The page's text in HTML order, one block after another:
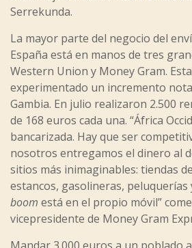
Serrekunda.
La mayor parte del negocio del
España está en manos de tres
Western Union y Money Gram.
experimentado un incremento
Gambia. En julio realizaron 2.500
de 168 euros cada una. “África
bancarizada. Hay que ser
nosotros entregamos el dinero al
sitios más inimaginables: tiendas
estancos, gasolineras, peluquerías
boom está en el propio móvil”
vicepresidente de Money Gram